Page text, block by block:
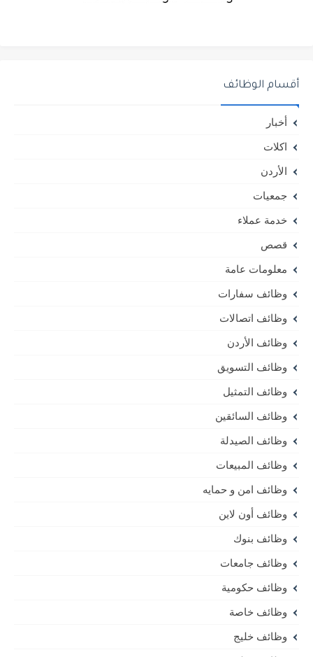
أقسام الوظائف
أخبار
اكلات
الأردن
جمعيات
خدمة عملاء
قصص
معلومات عامة
وظائف سفارات
وظائف اتصالات
وظائف الأردن
وظائف التسويق
وظائف التمثيل
وظائف السائقين
وظائف الصيدلة
وظائف المبيعات
وظائف امن و حمايه
وظائف أون لاين
وظائف بنوك
وظائف جامعات
وظائف حكومية
وظائف خاصة
وظائف خليج